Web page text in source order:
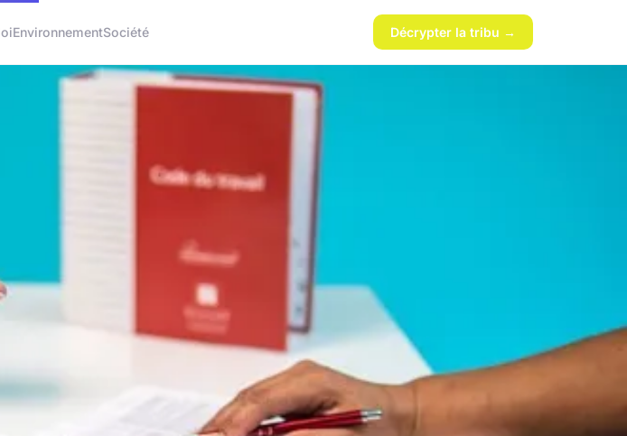
EnvironnementSociété Décrypter la tribu →